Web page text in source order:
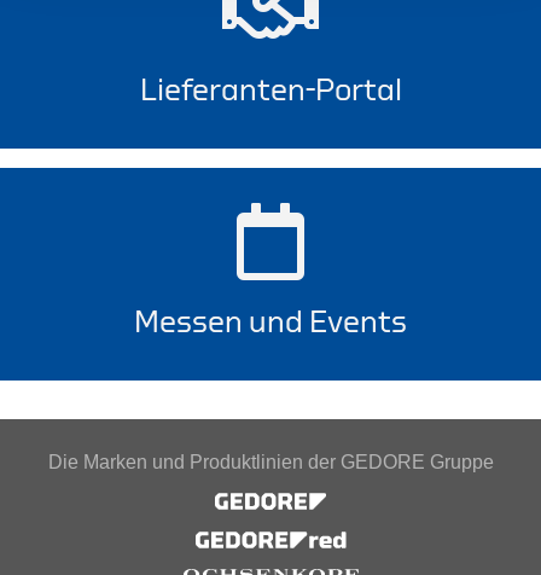
Lieferanten-Portal
Messen und Events
Die Marken und Produktlinien der GEDORE Gruppe